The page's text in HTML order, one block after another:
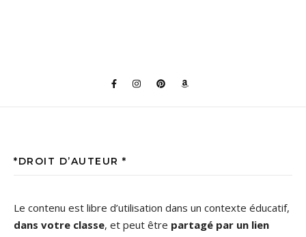
*DROIT D’AUTEUR *
Le contenu est libre d’utilisation dans un contexte éducatif,
dans votre classe, et peut être partagé par un lien